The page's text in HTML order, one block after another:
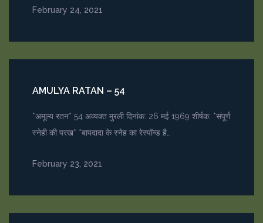
February 24, 2021
AMULYA RATAN – 54
*अमूल्य रतन* 54 अव्यक्त मुरली दिनांक: 26 मई 1969 शीर्षक: *संपूर्ण
स्नेही की परख* *बापदादा के स्नेह का रेस्पॉन्ड है…
February 23, 2021